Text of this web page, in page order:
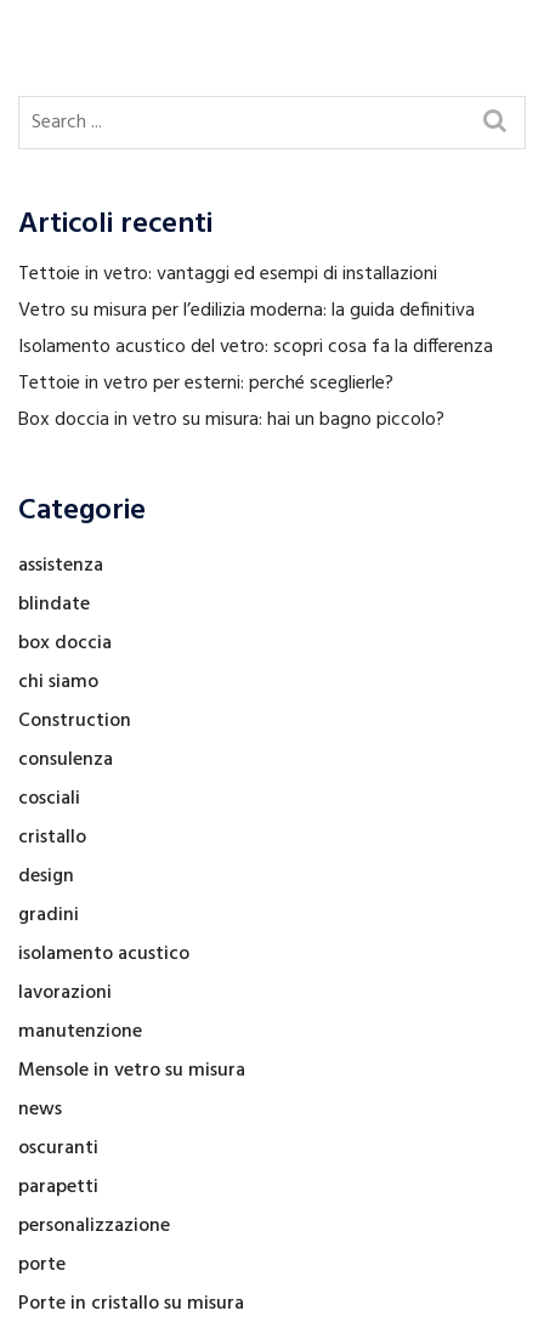
Articoli recenti
Tettoie in vetro: vantaggi ed esempi di installazioni
Vetro su misura per l’edilizia moderna: la guida definitiva
Isolamento acustico del vetro: scopri cosa fa la differenza
Tettoie in vetro per esterni: perché sceglierle?
Box doccia in vetro su misura: hai un bagno piccolo?
Categorie
assistenza
blindate
box doccia
chi siamo
Construction
consulenza
cosciali
cristallo
design
gradini
isolamento acustico
lavorazioni
manutenzione
Mensole in vetro su misura
news
oscuranti
parapetti
personalizzazione
porte
Porte in cristallo su misura